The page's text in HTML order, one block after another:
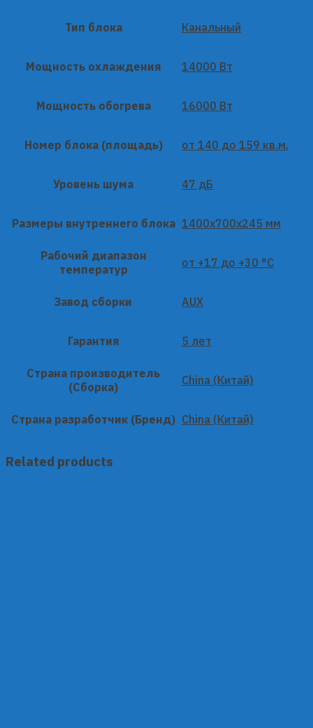
Тип блока Канальный
Мощность охлаждения 14000 Вт
Мощность обогрева 16000 Вт
Номер блока (площадь) от 140 до 159 кв.м.
Уровень шума 47 дБ
Размеры внутреннего блока 1400x700x245 мм
Рабочий диапазон
температур
от +17 до +30 °C
Завод сборки AUX
Гарантия 5 лет
Страна производитель
(Сборка)
China (Китай)
Страна разработчик (Бренд) China (Китай)
Related products